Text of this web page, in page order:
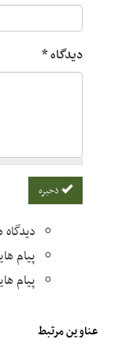
دیدگاه*
پیام
پیام
عناوین مرتبط